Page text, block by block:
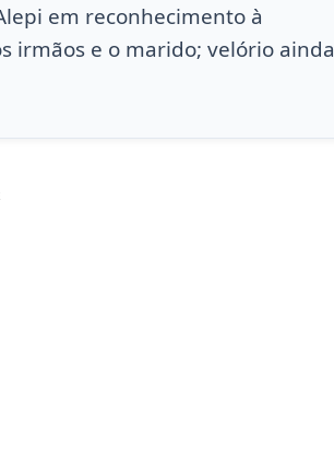
em reconhecimento à
irmãos e o marido; velório ainda